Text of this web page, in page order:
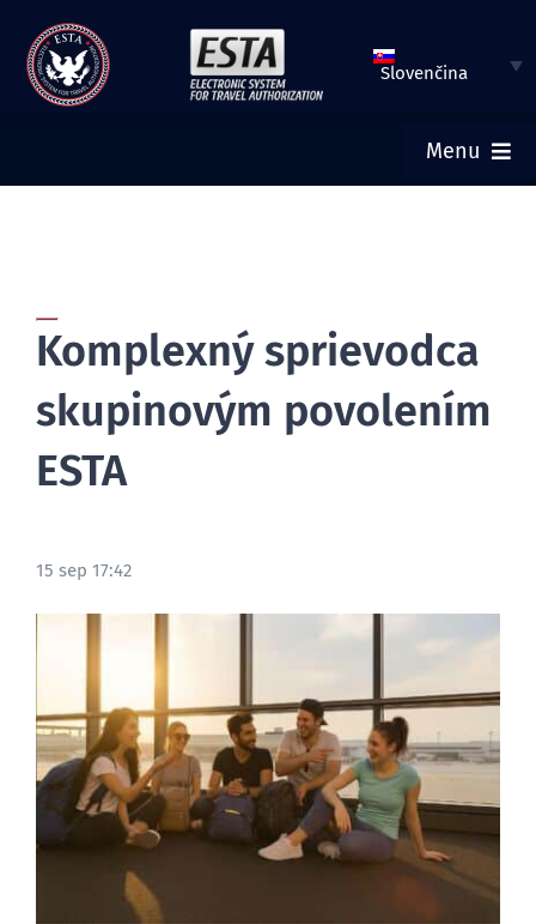
Preskočiť
obsah
Slovenčina
Menu
SKONTROLOVAŤ STATUS ESTA
TURISTICKÉ VÍZA
BLOG
Komplexný sprievodca
skupinovým povolením
ESTA
15 sep 17:42